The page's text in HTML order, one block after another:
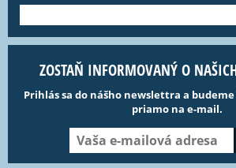
ZOSTAŇ INFORMOVANÝ O
Prihlás sa do nášho newslettra a
priamo na e-mail.